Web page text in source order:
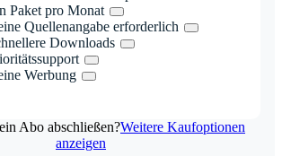
Paket pro Monat
Quellenangabe erforderlich
Downloads
Werbung
Abo abschließen?Weitere Kaufoptionen
anzeigen